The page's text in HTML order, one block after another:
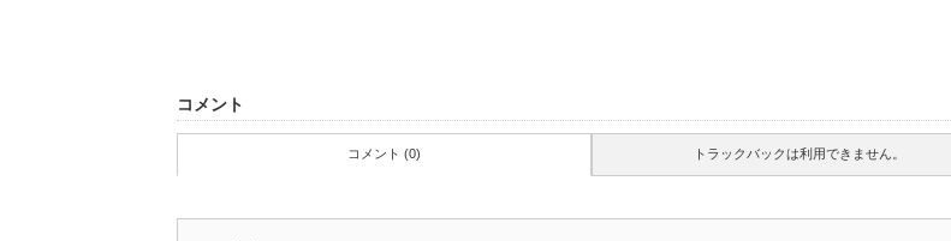
コメント
コメント (0) トラックバックは利用できません。